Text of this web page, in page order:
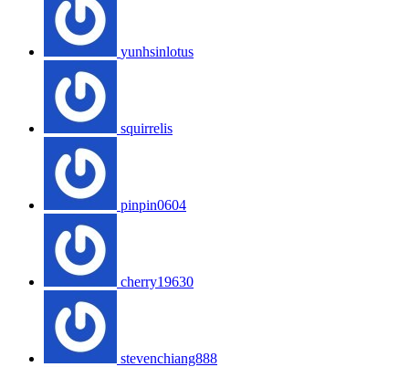
yunhsinlotus
squirrelis
pinpin0604
cherry19630
stevenchiang888